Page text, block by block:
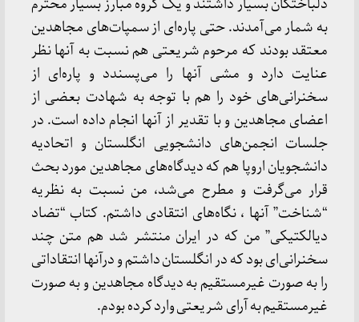
به شمار می‌آمدند. حتی پاره‌ای از سمپات‌های مجاهدین
معتقد بودند که مرحوم شریعتی هم نسبت به آنها نظر
عنایت دارد و مشی آنها را می‌پسندد و پاره‌ای از
سخنرانی‌های خود را هم با توجه به شهادت بعضی از
اعضای مجاهدین و با تقدیر از آنها انجام داده است. در
جلسات انجمن‌های دانشجویی انگلستان و اتحادیه
دانشجویان اروپا هم که دیدگاه‌های مجاهدین مورد بحث
قرار می‌گرفت و مطرح می‌شد، من نسبت به نظریه
“شناخت” آنها ، نگاه‌های انتقادی داشتم. کتاب “تضاد
دیالکتیکی” من که در ایران منتشر شد هم متن چند
سخنرانی‌ای بود که در انگلستان داشتم و درآنها انتقاداتی
را به صورت غیرمستقیم به دیدگاه مجاهدین و به صورت
غیرمستقیم به آرای شریعتی وارد کرده بودم.